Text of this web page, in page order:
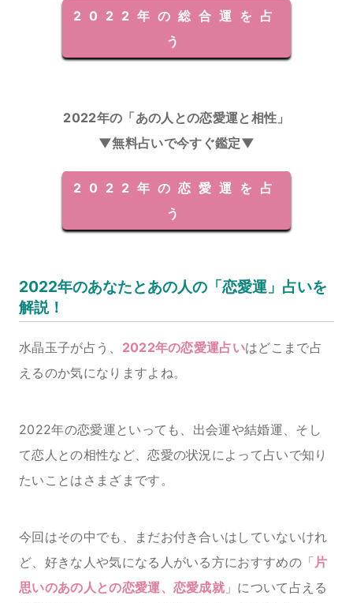
2022年の総合運を占
う
2022年の「あの人との恋愛運と相性」
▼無料占いで今すぐ鑑定▼
2022年の恋愛運を占
う
2022年のあなたとあの人の「恋愛運」占いを
解説！
水晶玉子が占う、 2022年の恋愛運占いはどこまで占
えるのか気になりますよね。
2022年の恋愛運といっても、出会運や結婚運、そし
て恋人との相性など、恋愛の状況によって占いで知り
たいことはさまざまです。
今回はその中でも、まだお付き合いはしていないけれ
ど、好きな人や気になる人がいる方におすすめの「 片
思いのあの人との恋愛運、恋愛成就 」について占える